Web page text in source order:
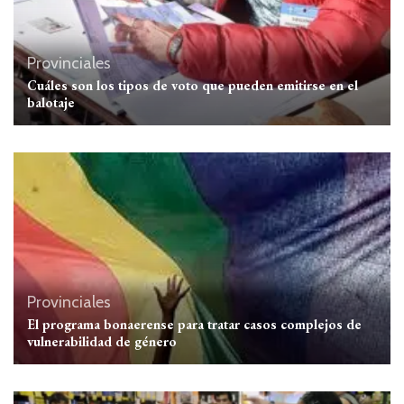
Provinciales
Cuáles son los tipos de voto que pueden emitirse en el
balotaje
Provinciales
El programa bonaerense para tratar casos complejos de
vulnerabilidad de género